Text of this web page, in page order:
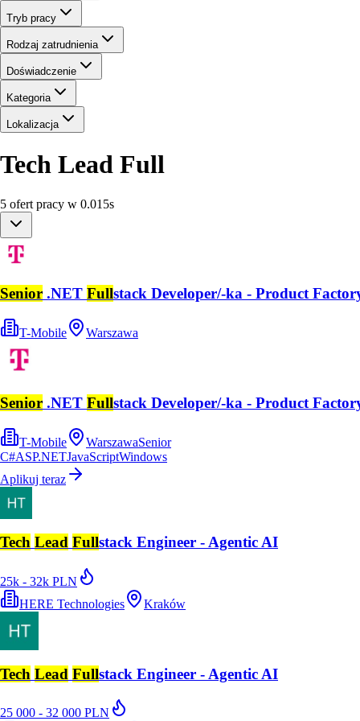
Tryb pracy
Rodzaj zatrudnienia
Doświadczenie
Kategoria
Lokalizacja
Tech Lead Full
5 ofert pracy w 0.015s
Senior .NET Fullstack Developer/-ka - Product
T-Mobile Warszawa
Senior .NET Fullstack Developer/-ka - Product
T-Mobile WarszawaSenior
C#ASP.NETJavaScriptWindows
Aplikuj teraz
Tech Lead Fullstack Engineer - Agentic AI
25k - 32k PLN
HERE Technologies
Kraków
Tech Lead Fullstack Engineer - Agentic AI
25 000 - 32 000 PLN